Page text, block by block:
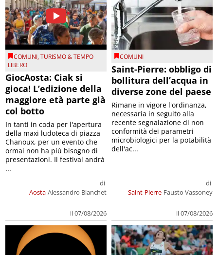
COMUNI,TURISMO & TEMPO
LIBERO
GiocAosta: Ciak si
gioca! L’edizione della
maggiore età parte già
col botto
Aosta
di
Alessandro Bianchet
il 07/08/2026
In tanti in coda per l'apertura
della maxi ludoteca di piazza
Chanoux, per un evento che
ormai non ha più bisogno di
presentazioni. Il festival andrà
...
COMUNI
Saint-Pierre: obbligo di
bollitura dell’acqua in
diverse zone del paese
Saint-Pierre
di
Fausto Vassoney
il 07/08/2026
Rimane in vigore l'ordinanza,
necessaria in seguito alla
recente segnalazione di non
conformità dei parametri
microbiologici per la potabilità
dell'ac...